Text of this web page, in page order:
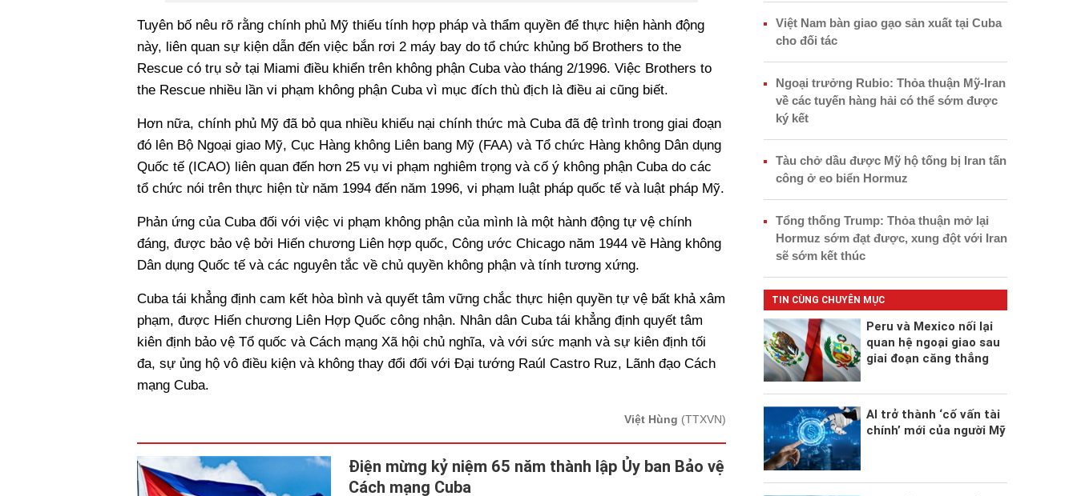
Tuyên bố nêu rõ rằng chính phủ Mỹ thiếu tính hợp pháp và thẩm quyền để thực hiện hành động
này, liên quan sự kiện dẫn đến việc bắn rơi 2 máy bay do tổ chức khủng bố Brothers to the
Rescue có trụ sở tại Miami điều khiển trên không phận Cuba vào tháng 2/1996. Việc Brothers to
the Rescue nhiều lần vi phạm không phận Cuba vì mục đích thù địch là điều ai cũng biết.
Hơn nữa, chính phủ Mỹ đã bỏ qua nhiều khiếu nại chính thức mà Cuba đã đệ trình trong giai đoạn
đó lên Bộ Ngoại giao Mỹ, Cục Hàng không Liên bang Mỹ (FAA) và Tổ chức Hàng không Dân dụng
Quốc tế (ICAO) liên quan đến hơn 25 vụ vi phạm nghiêm trọng và cố ý không phận Cuba do các
tổ chức nói trên thực hiện từ năm 1994 đến năm 1996, vi phạm luật pháp quốc tế và luật pháp Mỹ.
Phản ứng của Cuba đối với việc vi phạm không phận của mình là một hành động tự vệ chính
đáng, được bảo vệ bởi Hiến chương Liên hợp quốc, Công ước Chicago năm 1944 về Hàng không
Dân dụng Quốc tế và các nguyên tắc về chủ quyền không phận và tính tương xứng.
Cuba tái khẳng định cam kết hòa bình và quyết tâm vững chắc thực hiện quyền tự vệ bất khả xâm
phạm, được Hiến chương Liên Hợp Quốc công nhận. Nhân dân Cuba tái khẳng định quyết tâm
kiên định bảo vệ Tổ quốc và Cách mạng Xã hội chủ nghĩa, và với sức mạnh và sự kiên định tối
đa, sự ủng hộ vô điều kiện và không thay đổi đối với Đại tướng Raúl Castro Ruz, Lãnh đạo Cách
mạng Cuba.
Việt Hùng (TTXVN)
Điện mừng kỷ niệm 65 năm thành lập Ủy ban Bảo vệ
Cách mạng Cuba
Việt Nam bàn giao gạo sản xuất tại Cuba
cho đối tác
Ngoại trưởng Rubio: Thỏa thuận Mỹ-Iran
về các tuyến hàng hải có thể sớm được
ký kết
Tàu chở dầu được Mỹ hộ tống bị Iran tấn
công ở eo biển Hormuz
Tổng thống Trump: Thỏa thuận mở lại
Hormuz sớm đạt được, xung đột với Iran
sẽ sớm kết thúc
TIN CÙNG CHUYÊN MỤC
Peru và Mexico nối lại
quan hệ ngoại giao sau
giai đoạn căng thẳng
AI trở thành ‘cố vấn tài
chính’ mới của người Mỹ